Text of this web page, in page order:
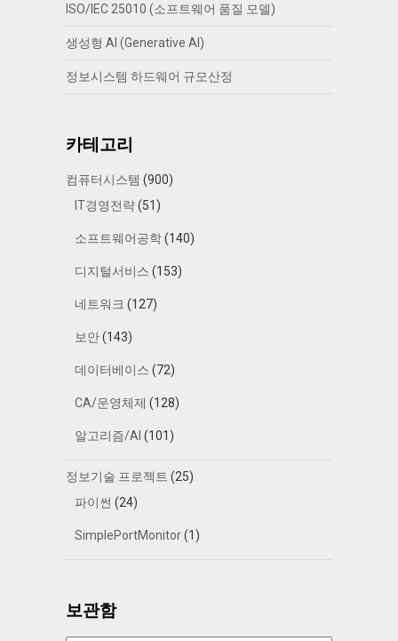
ISO/IEC 25010 (소프트웨어 품질 모델)
생성형 AI (Generative AI)
정보시스템 하드웨어 규모산정
카테고리
컴퓨터시스템 (900)
IT경영전략(51)
소프트웨어공학(140)
디지털서비스 (153)
네트워크 (127)
보안(143)
데이터베이스 (72)
CA/운영체제 (128)
알고리즘/AI (101)
정보기술 프로젝트 (25)
파이썬 (24)
SimplePortMonitor(1)
보관함